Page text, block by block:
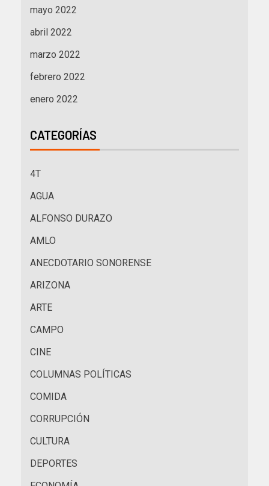
mayo 2022
abril 2022
marzo 2022
febrero 2022
enero 2022
CATEGORÍAS
4T
AGUA
ALFONSO DURAZO
AMLO
ANECDOTARIO SONORENSE
ARIZONA
ARTE
CAMPO
CINE
COLUMNAS POLÍTICAS
COMIDA
CORRUPCIÓN
CULTURA
DEPORTES